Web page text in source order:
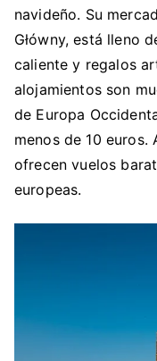
navideño. Su
Główny, está lleno
caliente y regalos
alojamientos son
de Europa
menos de 10 euros.
ofrecen vuelos
europeas.